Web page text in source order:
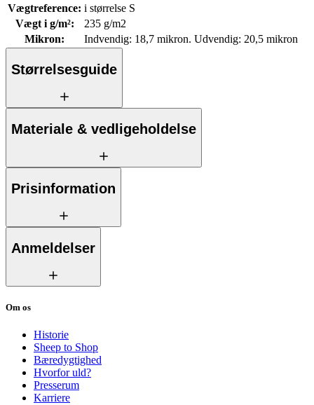
Vægtreference: i størrelse S
Vægt i g/m²:
235 g/m2
Mikron: Indvendig: 18,7 mikron. Udvendig: 20,5 mikron
Størrelsesguide
Materiale & vedligeholdelse
Prisinformation
Anmeldelser
Om os
Historie
Sheep to Shop
Bæredygtighed
Hvorfor uld?
Presserum
Karriere